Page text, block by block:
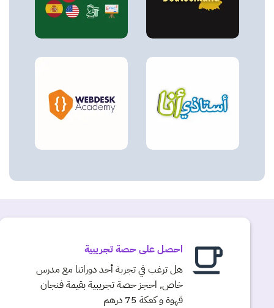
احصل على حصة تجريبية
هل ترغب في تجربة أحد دوراتنا مع مدرس
خاص, احجز حصة تجريبية بقيمة فنجان
قهوة و كعكة 75 درهم